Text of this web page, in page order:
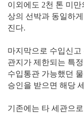
이외에도 2천 톤 미만
상의 선박과 동일하
진다.
마지막으로 수입신고
관지가 제한되는 특
수입통관 가능했던
승인을 받으면 해당
기존에는 타 세관으